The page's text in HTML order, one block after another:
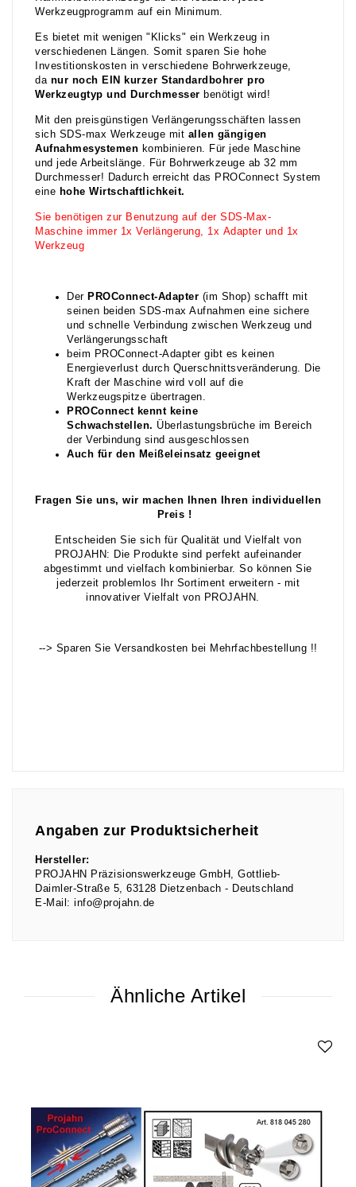
Werkzeugprogramm auf ein Minimum.
Es bietet mit wenigen "Klicks" ein Werkzeug in
verschiedenen Längen. Somit sparen Sie hohe
Investitionskosten in verschiedene Bohrwerkzeuge,
da nur noch EIN kurzer Standardbohrer pro
Werkzeugtyp und Durchmesser benötigt wird!
Mit den preisgünstigen Verlängerungsschäften lassen
sich SDS-max Werkzeuge mit allen gängigen
Aufnahmesystemen kombinieren. Für jede Maschine
und jede Arbeitslänge. Für Bohrwerkzeuge ab 32 mm
Durchmesser! Dadurch erreicht das PROConnect System
eine hohe Wirtschaftlichkeit.
Sie benötigen zur Benutzung auf der SDS-Max-
Maschine immer 1x Verlängerung, 1x Adapter und 1x
Werkzeug
Der P ROConnect-Adapter (im Shop) schafft mit
seinen beiden SDS-max Aufnahmen eine sichere
und schnelle Verbindung zwischen Werkzeug und
Verlängerungsschaft
beim PROConnect-Adapter gibt es keinen
Energieverlust durch Querschnittsveränderung. Die
Kraft der Maschine wird voll auf die
Werkzeugspitze übertragen.
P ROConnect kennt keine
Schwachstellen. Überlastungsbrüche im Bereich
der Verbindung sind ausgeschlossen
Auch für den Meißeleinsatz geeignet
Fragen Sie uns, wir machen Ihnen Ihren individuellen
Preis !
Entscheiden Sie sich für Qualität und Vielfalt von
PROJAHN: Die Produkte sind perfekt aufeinander
abgestimmt und vielfach kombinierbar. So können Sie
jederzeit problemlos Ihr Sortiment erweitern - mit
innovativer Vielfalt von PROJAHN.
--> Sparen Sie Versandkosten bei Mehrfachbestellung !!
Angaben zur Produktsicherheit
Hersteller:
PROJAHN Präzisionswerkzeuge GmbH
Gottlieb-
Daimler-Straße 5 63128 Dietzenbach
Deutschland
E-Mail: info@projahn.de
Ähnliche Artikel